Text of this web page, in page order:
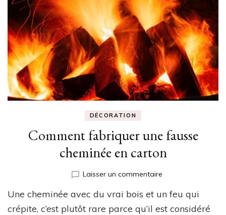
DÉCORATION
Comment fabriquer une fausse
cheminée en carton
Laisser un commentairesur
fabriquer
une
Une cheminée avec du vrai bois et un feu qui
crépite, c’est plutôt rare parce qu’il est considéré